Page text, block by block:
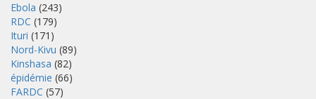
Ebola (243)
RDC (179)
Ituri (171)
Nord-Kivu (89)
Kinshasa (82)
épidémie (66)
FARDC (57)